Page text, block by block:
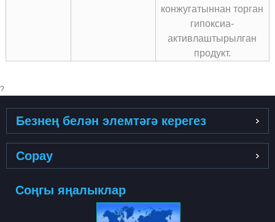
конжугатыннан торган
гипоксиа-
активлаштырылган
продукт.
?
Безнең белән элемтәгә керегез
Сорау
Соңгы яңалыклар